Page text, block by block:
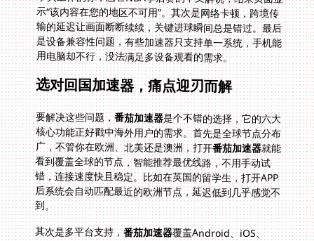
用电脑却不行，没法满足多设备观看的需求。
选对回国加速器，痛点迎刃而解
要解决这些问题，番茄加速器是个不错的选择，它的六大
核心功能正好戳中海外用户的需求。首先是全球节点分布
广，不管你在欧洲、北美还是澳洲，打开番茄加速器就能
看到覆盖全球的节点，智能推荐最优线路，不用手动试
错，连接速度快且稳定。比如在英国的留学生，打开APP
后系统会自动匹配最近的欧洲节点，延迟低到几乎感觉不
到。
其次是多平台支持，番茄加速器覆盖Android、iOS、
Windows、macOS等主流系统，还允许一人多端设备同
时使用。你可以在手机上看NBA直播，电脑上同时追足球
赛事，平板投屏到电视上和朋友一起看，不用额外付费，